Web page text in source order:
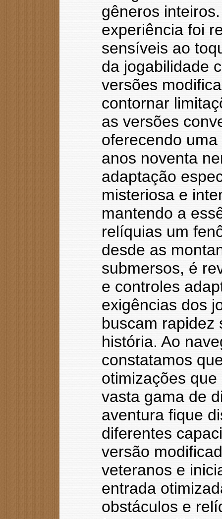
gêneros
experiência foi
sensíveis ao
da jogabilidade
versões
contornar
as versões
oferecendo
anos noventa
adaptação
misteriosa e
mantendo a
relíquias um
desde as
submersos, é
e controles
exigências dos
buscam rapidez
história. Ao
constatamos
otimizações
vasta gama de
aventura fique
diferentes
versão
veteranos e
entrada
obstáculos e